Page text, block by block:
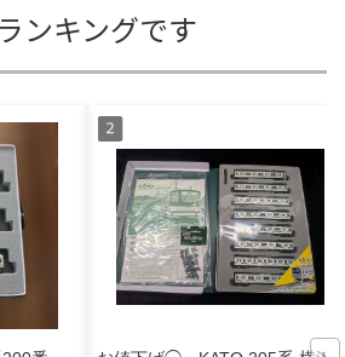
ンキングです